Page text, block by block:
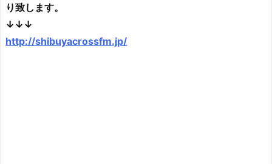
り致します。
↓↓↓
http://shibuyacrossfm.jp/